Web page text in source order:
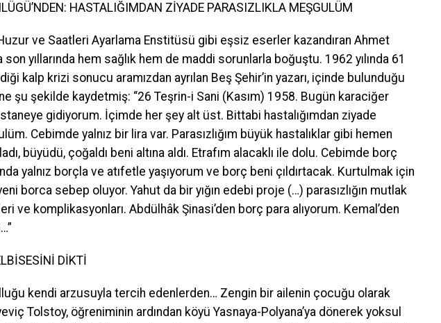
HASTALIĞIMDAN ZİYADE PARASIZLIKLA MEŞGULÜM
Huzur ve Saatleri Ayarlama Enstitüsü gibi eşsiz eserler kazandıran Ahmet
son yıllarında hem sağlık hem de maddi sorunlarla boğuştu. 1962 yılında 61
kalp krizi sonucu aramızdan ayrılan Beş Şehir’in yazarı, içinde bulunduğu
şu şekilde kaydetmiş: “26 Teşrin-i Sani (Kasım) 1958. Bugün karaciğer
gidiyorum. İçimde her şey alt üst. Bittabi hastalığımdan ziyade
Cebimde yalnız bir lira var. Parasızlığım büyük hastalıklar gibi hemen
büyüdü, çoğaldı beni altına aldı. Etrafım alacaklı ile dolu. Cebimde borç
yalnız borçla ve atıfetle yaşıyorum ve borç beni çıldırtacak. Kurtulmak için
borca sebep oluyor. Yahut da bir yığın edebi proje (…) parasızlığın mutlak
ve komplikasyonları. Abdülhâk Şinasi’den borç para alıyorum. Kemal’den
DİKTİ
kendi arzusuyla tercih edenlerden… Zengin bir ailenin çocuğu olarak
Tolstoy, öğreniminin ardından köyü Yasnaya-Polyana’ya dönerek yoksul